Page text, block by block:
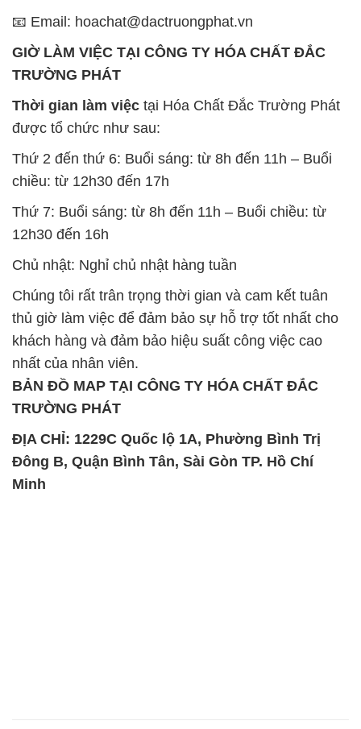
📧 Email: hoachat@dactruongphat.vn
GIỜ LÀM VIỆC TẠI CÔNG TY HÓA CHẤT ĐẮC
TRƯỜNG PHÁT
Thời gian làm việc tại Hóa Chất Đắc Trường Phát
được tổ chức như sau:
Thứ 2 đến thứ 6: Buổi sáng: từ 8h đến 11h – Buổi
chiều: từ 12h30 đến 17h
Thứ 7: Buổi sáng: từ 8h đến 11h – Buổi chiều: từ
12h30 đến 16h
Chủ nhật: Nghỉ chủ nhật hàng tuần
Chúng tôi rất trân trọng thời gian và cam kết tuân
thủ giờ làm việc để đảm bảo sự hỗ trợ tốt nhất cho
khách hàng và đảm bảo hiệu suất công việc cao
nhất của nhân viên.
BẢN ĐỒ MAP TẠI CÔNG TY HÓA CHẤT ĐẮC
TRƯỜNG PHÁT
ĐỊA CHỈ: 1229C Quốc lộ 1A, Phường Bình Trị
Đông B, Quận Bình Tân, Sài Gòn TP. Hồ Chí
Minh